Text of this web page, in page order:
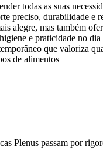
todas as suas
preciso, durabilidade e
alegre, mas também
e praticidade no dia
que valoriza
de alimentos
Plenus passam por